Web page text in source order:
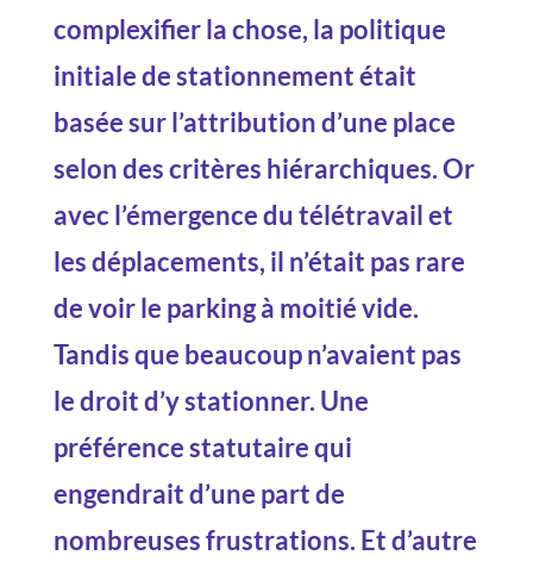
complexifier la chose, la politique
initiale de stationnement était
basée sur l’attribution d’une place
selon des critères hiérarchiques. Or
avec l’émergence du télétravail et
les déplacements, il n’était pas rare
de voir le parking à moitié vide.
Tandis que beaucoup n’avaient pas
le droit d’y stationner. Une
préférence statutaire qui
engendrait d’une part de
nombreuses frustrations. Et d’autre